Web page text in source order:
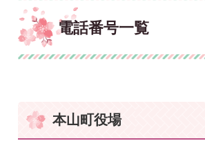
電話番号一覧
本山町役場